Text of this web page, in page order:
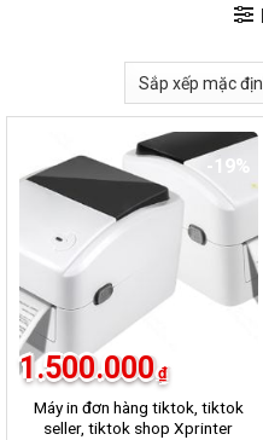
-19%
Máy in đơn hàng tiktok, tiktok
seller, tiktok shop Xprinter
1.500.000 ₫